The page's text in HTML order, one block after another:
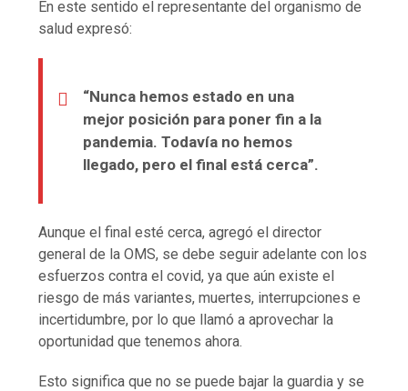
En este sentido el representante del organismo de
salud expresó:
“Nunca hemos estado en una
mejor posición para poner fin a la
pandemia. Todavía no hemos
llegado, pero el final está cerca”.
Aunque el final esté cerca, agregó el director
general de la OMS, se debe seguir adelante con los
esfuerzos contra el covid, ya que aún existe el
riesgo de más variantes, muertes, interrupciones e
incertidumbre, por lo que llamó a aprovechar la
oportunidad que tenemos ahora.
Esto significa que no se puede bajar la guardia y se